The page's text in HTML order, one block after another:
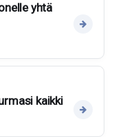
yhtä
kaikki